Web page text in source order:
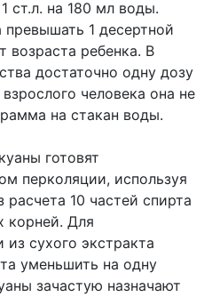
ст.л. на 180 мл воды.
1 десертной
возраста ребенка. В
достаточно одну дозу
человека она не
на стакан воды.
готовят
перколяции, используя
10 частей спирта
корней. Для
из сухого экстракта
уменьшить на одну
зачастую назначают